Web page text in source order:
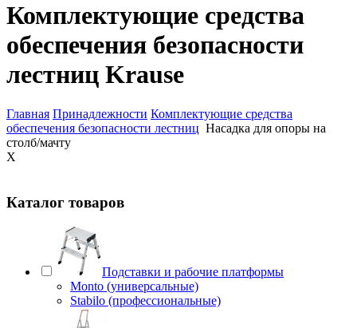
Комплектующие средства
обеспечения безопасности
лестниц Krause
Главная Принадлежности Комплектующие средства
обеспечения безопасности лестниц Насадка для опоры на
столб/мачту
X
Каталог товаров
Подставки и рабочие платформы
Monto (универсальные)
Stabilo (профессиональные)